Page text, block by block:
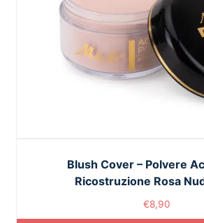
Blush Cover – Polvere
Ricostruzione Rosa
€8,90